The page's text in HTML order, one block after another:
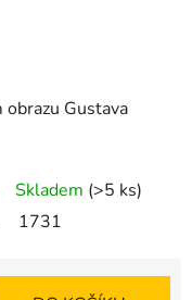
Gustava
Skladem (>5 ks)
1731